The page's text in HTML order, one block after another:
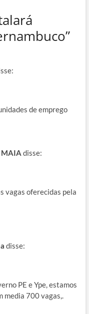
de emprego
MAIA disse:
vagas oferecidas pela
disse:
PE e Ype, estamos
media 700 vagas,.